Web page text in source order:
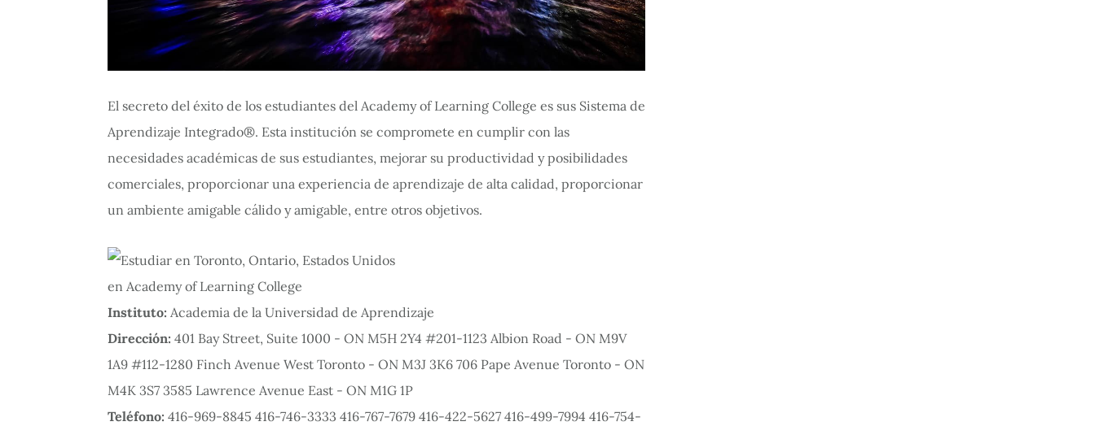
El secreto del éxito de los estudiantes del Academy of Learning College es sus Sistema de
Aprendizaje Integrado®. Esta institución se compromete en cumplir con las
necesidades académicas de sus estudiantes, mejorar su productividad y posibilidades
comerciales, proporcionar una experiencia de aprendizaje de alta calidad, proporcionar
un ambiente amigable cálido y amigable, entre otros objetivos.
Instituto: Academia de la Universidad de Aprendizaje
Dirección: 401 Bay Street, Suite 1000 - ON M5H 2Y4 #201-1123 Albion Road - ON M9V
1A9 #112-1280 Finch Avenue West Toronto - ON M3J 3K6 706 Pape Avenue Toronto - ON
M4K 3S7 3585 Lawrence Avenue East - ON M1G 1P
Teléfono: 416-969-8845 416-746-3333 416-767-7679 416-422-5627 416-499-7994 416-754-